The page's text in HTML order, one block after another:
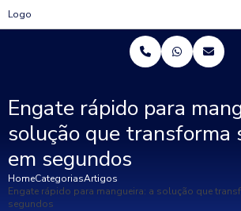
Logo
HomeCategoriasArtigos
Engate rápido para mangueira: a solução que
segundos
Engate rápido para
solução que transforma
em segundos